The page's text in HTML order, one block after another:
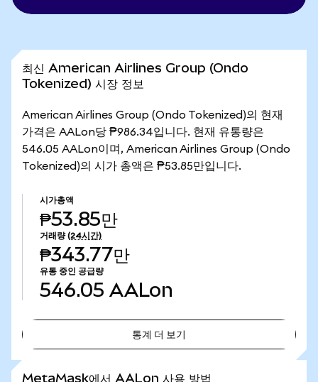
최신 American Airlines Group (Ondo
Tokenized) 시장 정보
American Airlines Group (Ondo Tokenized)의 현재
가격은 AALon당 ₱986.34입니다. 현재 유통량은
546.05 AALon이며, American Airlines Group (Ondo
Tokenized)의 시가 총액은 ₱53.85만입니다.
시가총액
₱53.85만
거래량 (24시간)
₱343.77만
유통 중인 공급량
546.05 AALon
통계 더 보기
MetaMask에서 AALon 사용 방법